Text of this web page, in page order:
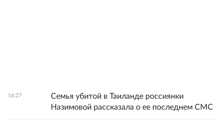
16:27
Семья убитой в Таиланде россиянки
Назимовой рассказала о ее последнем СМС